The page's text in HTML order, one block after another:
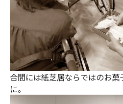
合間には紙芝居ならではのお
に。